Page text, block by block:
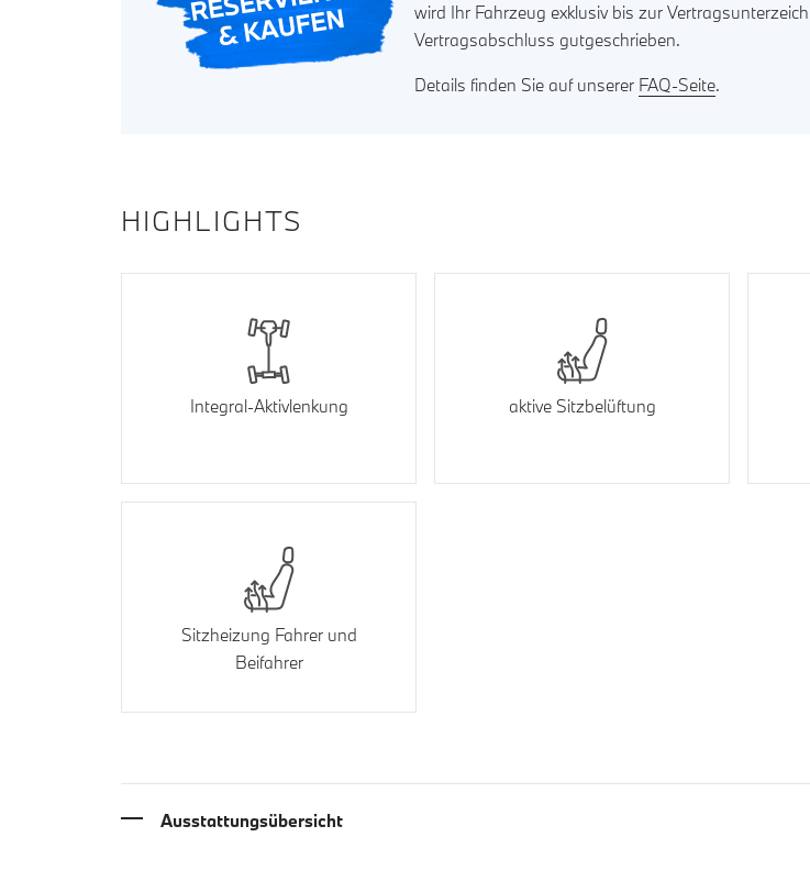
wird Ihr Fahrzeug exklusiv bis zur
Vertragsabschluss gutgeschrieben.
Details finden Sie auf unserer FAQ-Seite.
HIGHLIGHTS
Integral-Aktivlenkung aktive Sitzbelüftung
Sitzheizung Fahrer und
Beifahrer
Ausstattungsübersicht